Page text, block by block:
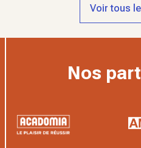
Voir tous
Nos